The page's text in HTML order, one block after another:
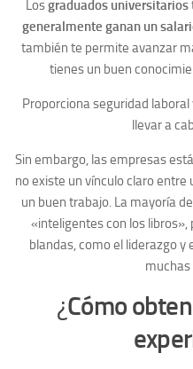
Losgraduados
generalmente ganan un
también te permite avanzar
tienes un buen
Proporciona seguridad
llevar a
Sin embargo, las empresas
no existe un vínculo claro
un buen trabajo. La mayoría
«inteligentes con los
blandas, como el liderazgo y
¿Cómo